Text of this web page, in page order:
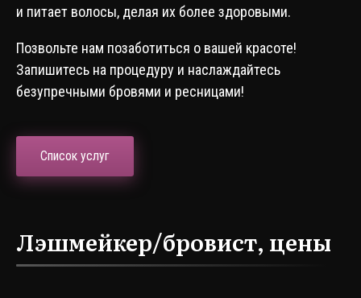
и питает волосы, делая их более здоровыми.
Позвольте нам позаботиться о вашей красоте!
Запишитесь на процедуру и наслаждайтесь
безупречными бровями и ресницами!
Список услуг
Лэшмейкер/бровист, цены